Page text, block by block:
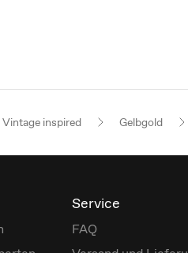
Vintage inspired Gelbgold
Service
FAQ